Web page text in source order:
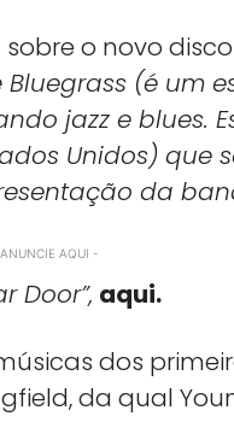
sobre o novo
(é um
jazz e blues.
Unidos) que
da
AQUI -
Door”, aqui.
dos
da qual